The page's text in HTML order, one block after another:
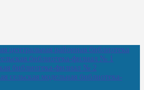
центральная районная библиотека
библиотека-филиал № 1
библиотека-филиал № 2
сельская модельная библиотека-